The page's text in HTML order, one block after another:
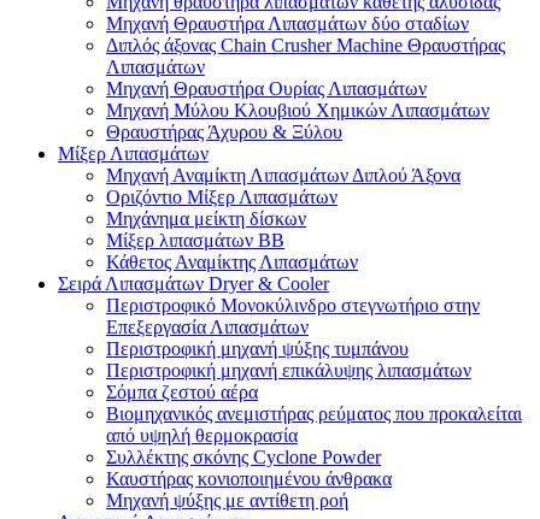
Μηχανή Θραυστήρα Λιπασμάτων δύο σταδίων
Διπλός άξονας Chain Crusher Machine Θραυστήρας
Λιπασμάτων
Μηχανή Θραυστήρα Ουρίας Λιπασμάτων
Μηχανή Μύλου Κλουβιού Χημικών Λιπασμάτων
Θραυστήρας Άχυρου & Ξύλου
Μίξερ Λιπασμάτων
Μηχανή Αναμίκτη Λιπασμάτων Διπλού Άξονα
Οριζόντιο Μίξερ Λιπασμάτων
Μηχάνημα μείκτη δίσκων
Μίξερ λιπασμάτων BB
Κάθετος Αναμίκτης Λιπασμάτων
Σειρά Λιπασμάτων Dryer & Cooler
Περιστροφικό Μονοκύλινδρο στεγνωτήριο στην
Επεξεργασία Λιπασμάτων
Περιστροφική μηχανή ψύξης τυμπάνου
Περιστροφική μηχανή επικάλυψης λιπασμάτων
Σόμπα ζεστού αέρα
Βιομηχανικός ανεμιστήρας ρεύματος που προκαλείται
από υψηλή θερμοκρασία
Συλλέκτης σκόνης Cyclone Powder
Καυστήρας κονιοποιημένου άνθρακα
Μηχανή ψύξης με αντίθετη ροή